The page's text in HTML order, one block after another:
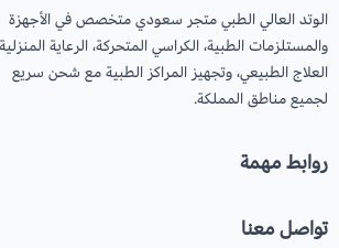
الوتد العالي الطبي متجر سعودي متخصص في الأجهزة
والمستلزمات الطبية، الكراسي المتحركة، الرعاية المنزلية،
العلاج الطبيعي، وتجهيز المراكز الطبية مع شحن سريع
لجميع مناطق المملكة.
روابط مهمة
تواصل معنا